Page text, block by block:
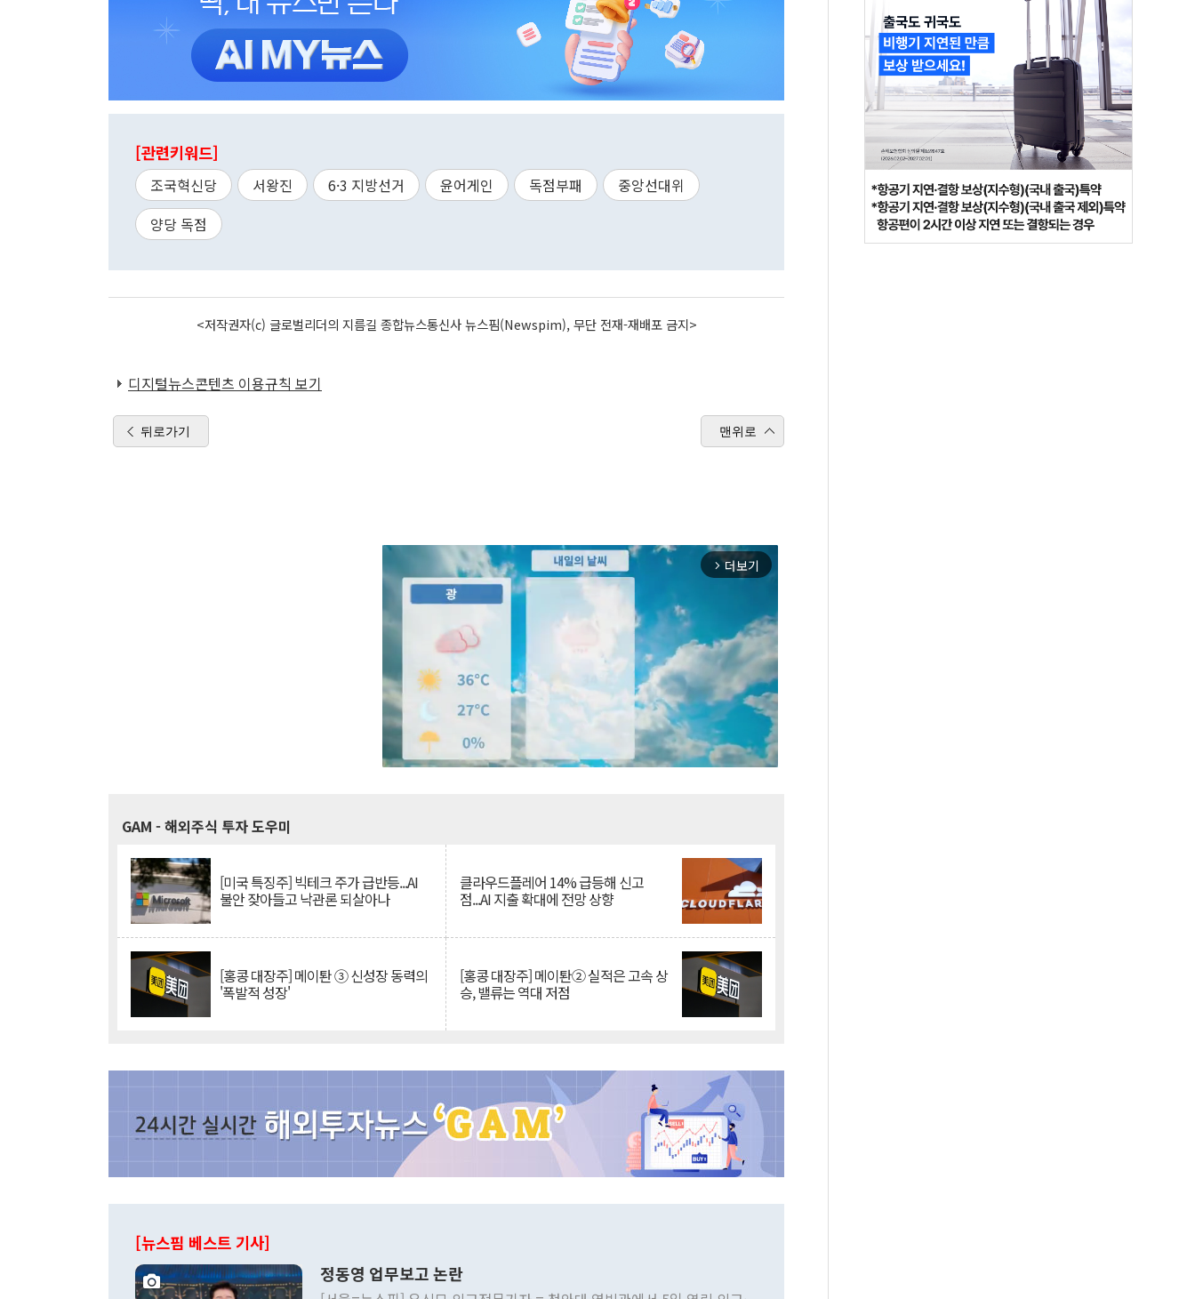
[관련키워드]
조국혁신당 서왕진 6·3 지방선거 윤어게인 독점부패
중앙선대위
양당 독점
<저작권자(c) 글로벌리더의 지름길 종합뉴스통신사 뉴스핌(Newspim), 무단 전재-재배포 금지>
디지털뉴스콘텐츠 이용규칙 보기
뒤로가기 맨위로
arrow_forward_ios 더보기
GAM - 해외주식 투자 도우미
[미국 특징주] 빅테크 주가 급반등...AI
불안 잦아들고 낙관론 되살아나
클라우드플레어 14% 급등해 신고
점...AI 지출 확대에 전망 상향
[홍콩 대장주] 메이퇀 ③ 신성장 동력의
'폭발적 성장'
[홍콩 대장주] 메이퇀② 실적은 고속 상
승, 밸류는 역대 저점
[뉴스핌 베스트 기사]
정동영 업무보고 논란